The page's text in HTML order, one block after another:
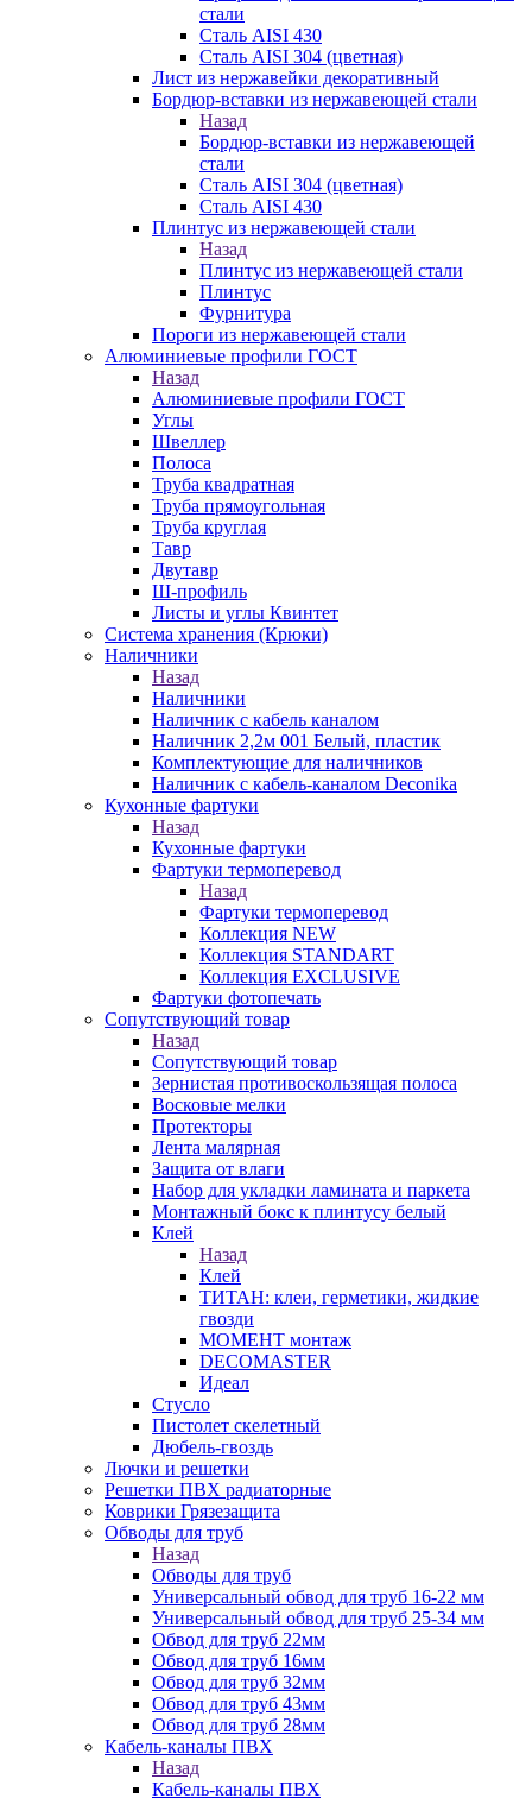
стали
Сталь AISI 430
Сталь AISI 304 (цветная)
Лист из нержавейки декоративный
Бордюр-вставки из нержавеющей стали
Назад
Бордюр-вставки из нержавеющей
стали
Сталь AISI 304 (цветная)
Сталь AISI 430
Плинтус из нержавеющей стали
Назад
Плинтус из нержавеющей стали
Плинтус
Фурнитура
Пороги из нержавеющей стали
Алюминиевые профили ГОСТ
Назад
Алюминиевые профили ГОСТ
Углы
Швеллер
Полоса
Труба квадратная
Труба прямоугольная
Труба круглая
Тавр
Двутавр
Ш-профиль
Листы и углы Квинтет
Система хранения (Крюки)
Наличники
Назад
Наличники
Наличник с кабель каналом
Наличник 2,2м 001 Белый, пластик
Комплектующие для наличников
Наличник с кабель-каналом Deconika
Кухонные фартуки
Назад
Кухонные фартуки
Фартуки термоперевод
Назад
Фартуки термоперевод
Коллекция NEW
Коллекция STANDART
Коллекция EXCLUSIVE
Фартуки фотопечать
Сопутствующий товар
Назад
Сопутствующий товар
Зернистая противоскользящая полоса
Восковые мелки
Протекторы
Лента малярная
Защита от влаги
Набор для укладки ламината и паркета
Монтажный бокс к плинтусу белый
Клей
Назад
Клей
ТИТАН: клеи, герметики, жидкие
гвозди
МОМЕНТ монтаж
DECOMASTER
Идеал
Стусло
Пистолет скелетный
Дюбель-гвоздь
Лючки и решетки
Решетки ПВХ радиаторные
Коврики Грязезащита
Обводы для труб
Назад
Обводы для труб
Универсальный обвод для труб 16-22 мм
Универсальный обвод для труб 25-34 мм
Обвод для труб 22мм
Обвод для труб 16мм
Обвод для труб 32мм
Обвод для труб 43мм
Обвод для труб 28мм
Кабель-каналы ПВХ
Назад
Кабель-каналы ПВХ